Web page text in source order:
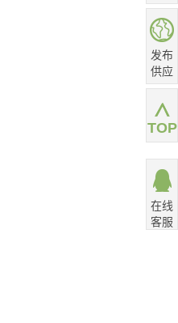
发布
供应
TOP
在线
客服